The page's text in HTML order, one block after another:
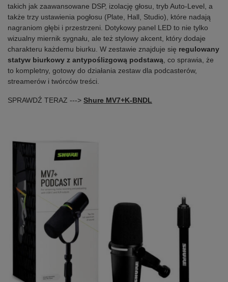
takich jak zaawansowane DSP, izolację głosu, tryb Auto-Level, a
także trzy ustawienia pogłosu (Plate, Hall, Studio), które nadają
nagraniom głębi i przestrzeni. Dotykowy panel LED to nie tylko
wizualny miernik sygnału, ale też stylowy akcent, który dodaje
charakteru każdemu biurku. W zestawie znajduje się regulowany
statyw biurkowy z antypoślizgową podstawą , co sprawia, że
to kompletny, gotowy do działania zestaw dla podcasterów,
streamerów i twórców treści.
SPRAWDŹ TERAZ ---> Shure MV7+K-BNDL